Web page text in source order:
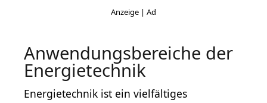
Anwendungsbereiche der
Energietechnik
Energietechnik ist ein vielfältiges